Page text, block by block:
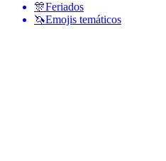
🎊Feriados
🦄Emojis temáticos